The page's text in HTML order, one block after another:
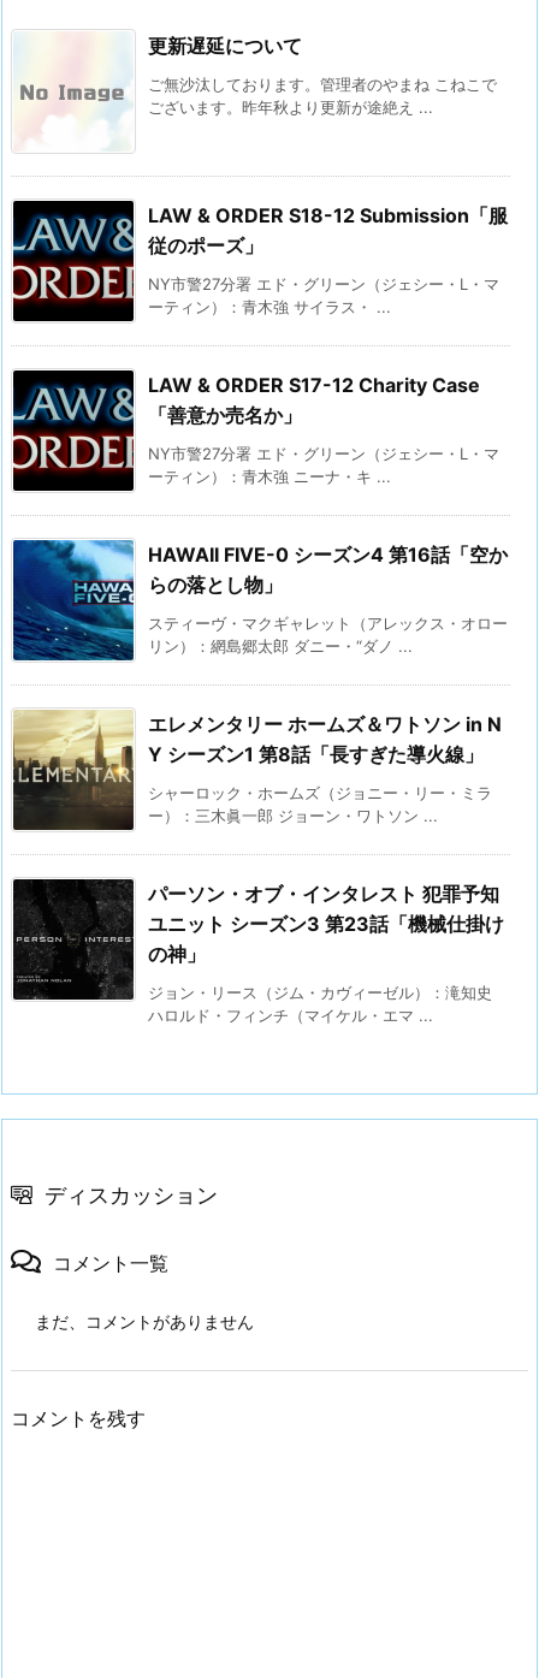
更新遅延について
ご無沙汰しております。管理者のやまね こねこで
ございます。昨年秋より更新が途絶え ...
LAW & ORDER S18-12 Submission「服
従のポーズ」
NY市警27分署 エド・グリーン（ジェシー・L・マ
ーティン）：青木強 サイラス・ ...
LAW & ORDER S17-12 Charity Case
「善意か売名か」
NY市警27分署 エド・グリーン（ジェシー・L・マ
ーティン）：青木強 ニーナ・キ ...
HAWAII FIVE-0 シーズン4 第16話「空か
らの落とし物」
スティーヴ・マクギャレット（アレックス・オロー
リン）：網島郷太郎 ダニー・“ダノ ...
エレメンタリー ホームズ＆ワトソン in N
Y シーズン1 第8話「長すぎた導火線」
シャーロック・ホームズ（ジョニー・リー・ミラ
ー）：三木眞一郎 ジョーン・ワトソン ...
パーソン・オブ・インタレスト 犯罪予知
ユニット シーズン3 第23話「機械仕掛け
の神」
ジョン・リース（ジム・カヴィーゼル）：滝知史
ハロルド・フィンチ（マイケル・エマ ...
ディスカッション
コメント一覧
まだ、コメントがありません
コメントを残す